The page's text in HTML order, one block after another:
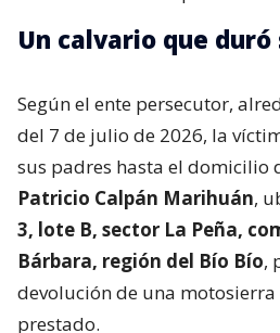
Un calvario que duró
Según el ente persecutor,
del 7 de julio de 2026, la
sus padres hasta el domicilio
Patricio Calpán Marihuán,
3, lote B, sector La Peña,
Bárbara, región del Bío Bío,
devolución de una
prestado.